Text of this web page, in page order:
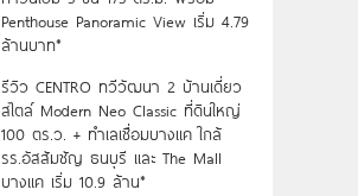
Penthouse Panoramic View เริ่ม 4.79
ล้านบาท*
รีวิว CENTRO ทวีวัฒนา 2 บ้านเดี่ยว
สไตล์ Modern Neo Classic ที่ดินใหญ่
100 ตร.ว. + ทำเลเชื่อมบางแค ใกล้
รร.อัสสัมชัญ ธนบุรี และ The Mall
บางแค เริ่ม 10.9 ล้าน*